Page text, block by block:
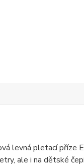
levná pletací příze
ale i na dětské